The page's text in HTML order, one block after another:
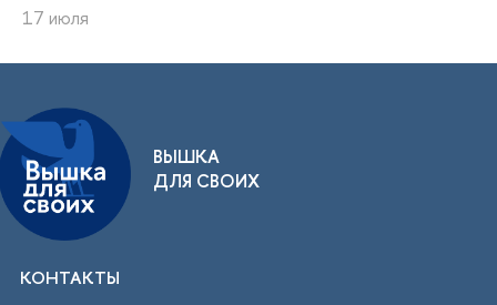
17 июля
ВЫШКА
ДЛЯ СВОИХ
КОНТАКТЫ